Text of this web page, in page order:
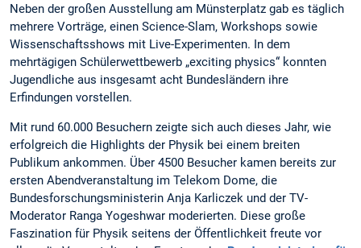
Neben der großen Ausstellung am Münsterplatz gab es täglich
mehrere Vorträge, einen Science-Slam, Workshops sowie
Wissenschaftsshows mit Live-Experimenten. In dem
mehrtägigen Schülerwettbewerb „exciting physics“ konnten
Jugendliche aus insgesamt acht Bundesländern ihre
Erfindungen vorstellen.
Mit rund 60.000 Besuchern zeigte sich auch dieses Jahr, wie
erfolgreich die Highlights der Physik bei einem breiten
Publikum ankommen. Über 4500 Besucher kamen bereits zur
ersten Abendveranstaltung im Telekom Dome, die
Bundesforschungsministerin Anja Karliczek und der TV-
Moderator Ranga Yogeshwar moderierten. Diese große
Faszination für Physik seitens der Öffentlichkeit freute vor